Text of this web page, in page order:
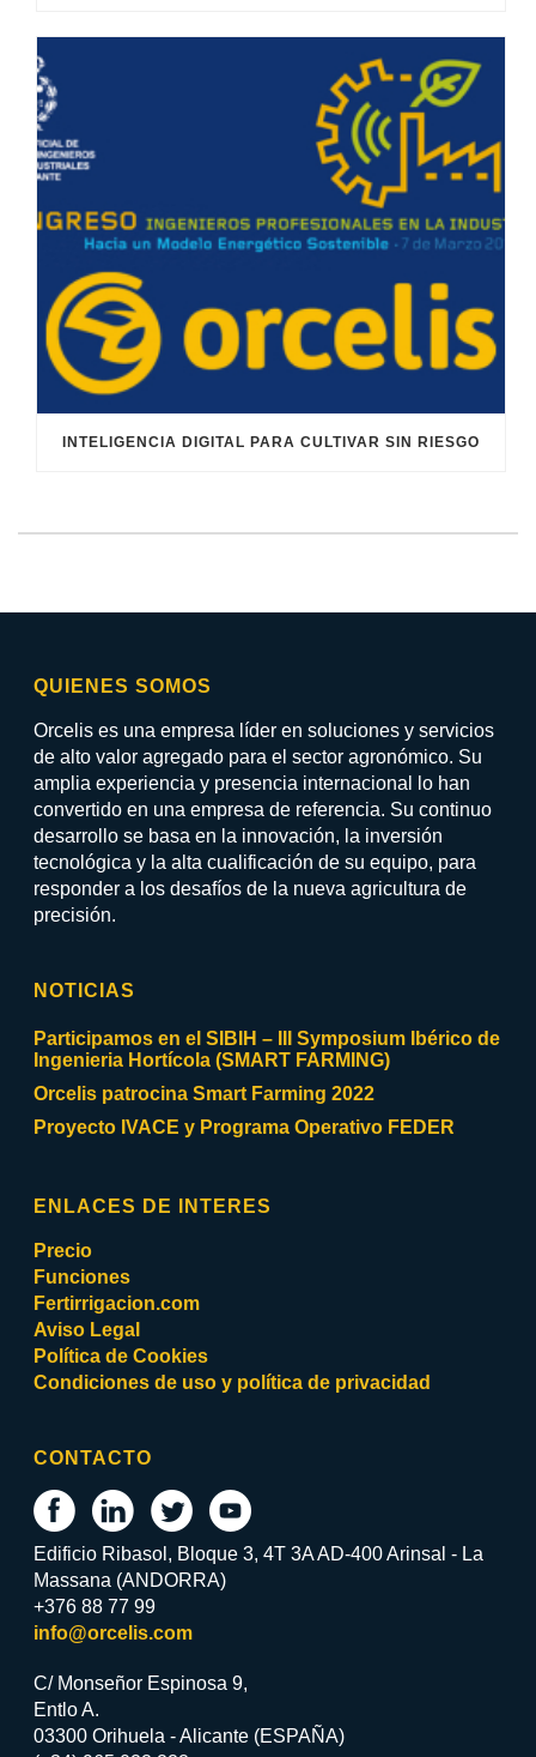
INTELIGENCIA DIGITAL PARA CULTIVAR SIN RIESGO
QUIENES SOMOS
Orcelis es una empresa líder en soluciones y servicios
de alto valor agregado para el sector agronómico. Su
amplia experiencia y presencia internacional lo han
convertido en una empresa de referencia. Su continuo
desarrollo se basa en la innovación, la inversión
tecnológica y la alta cualificación de su equipo, para
responder a los desafíos de la nueva agricultura de
precisión.
NOTICIAS
Participamos en el SIBIH – III Symposium Ibérico de
Ingenieria Hortícola (SMART FARMING)
Orcelis patrocina Smart Farming 2022
Proyecto IVACE y Programa Operativo FEDER
ENLACES DE INTERES
Precio
Funciones
Fertirrigacion.com
Aviso Legal
Política de Cookies
Condiciones de uso y política de privacidad
CONTACTO
Edificio Ribasol, Bloque 3, 4T 3A AD-400 Arinsal - La
Massana (ANDORRA)
+376 88 77 99
info@orcelis.com
C/ Monseñor Espinosa 9,
Entlo A.
03300 Orihuela - Alicante (ESPAÑA)